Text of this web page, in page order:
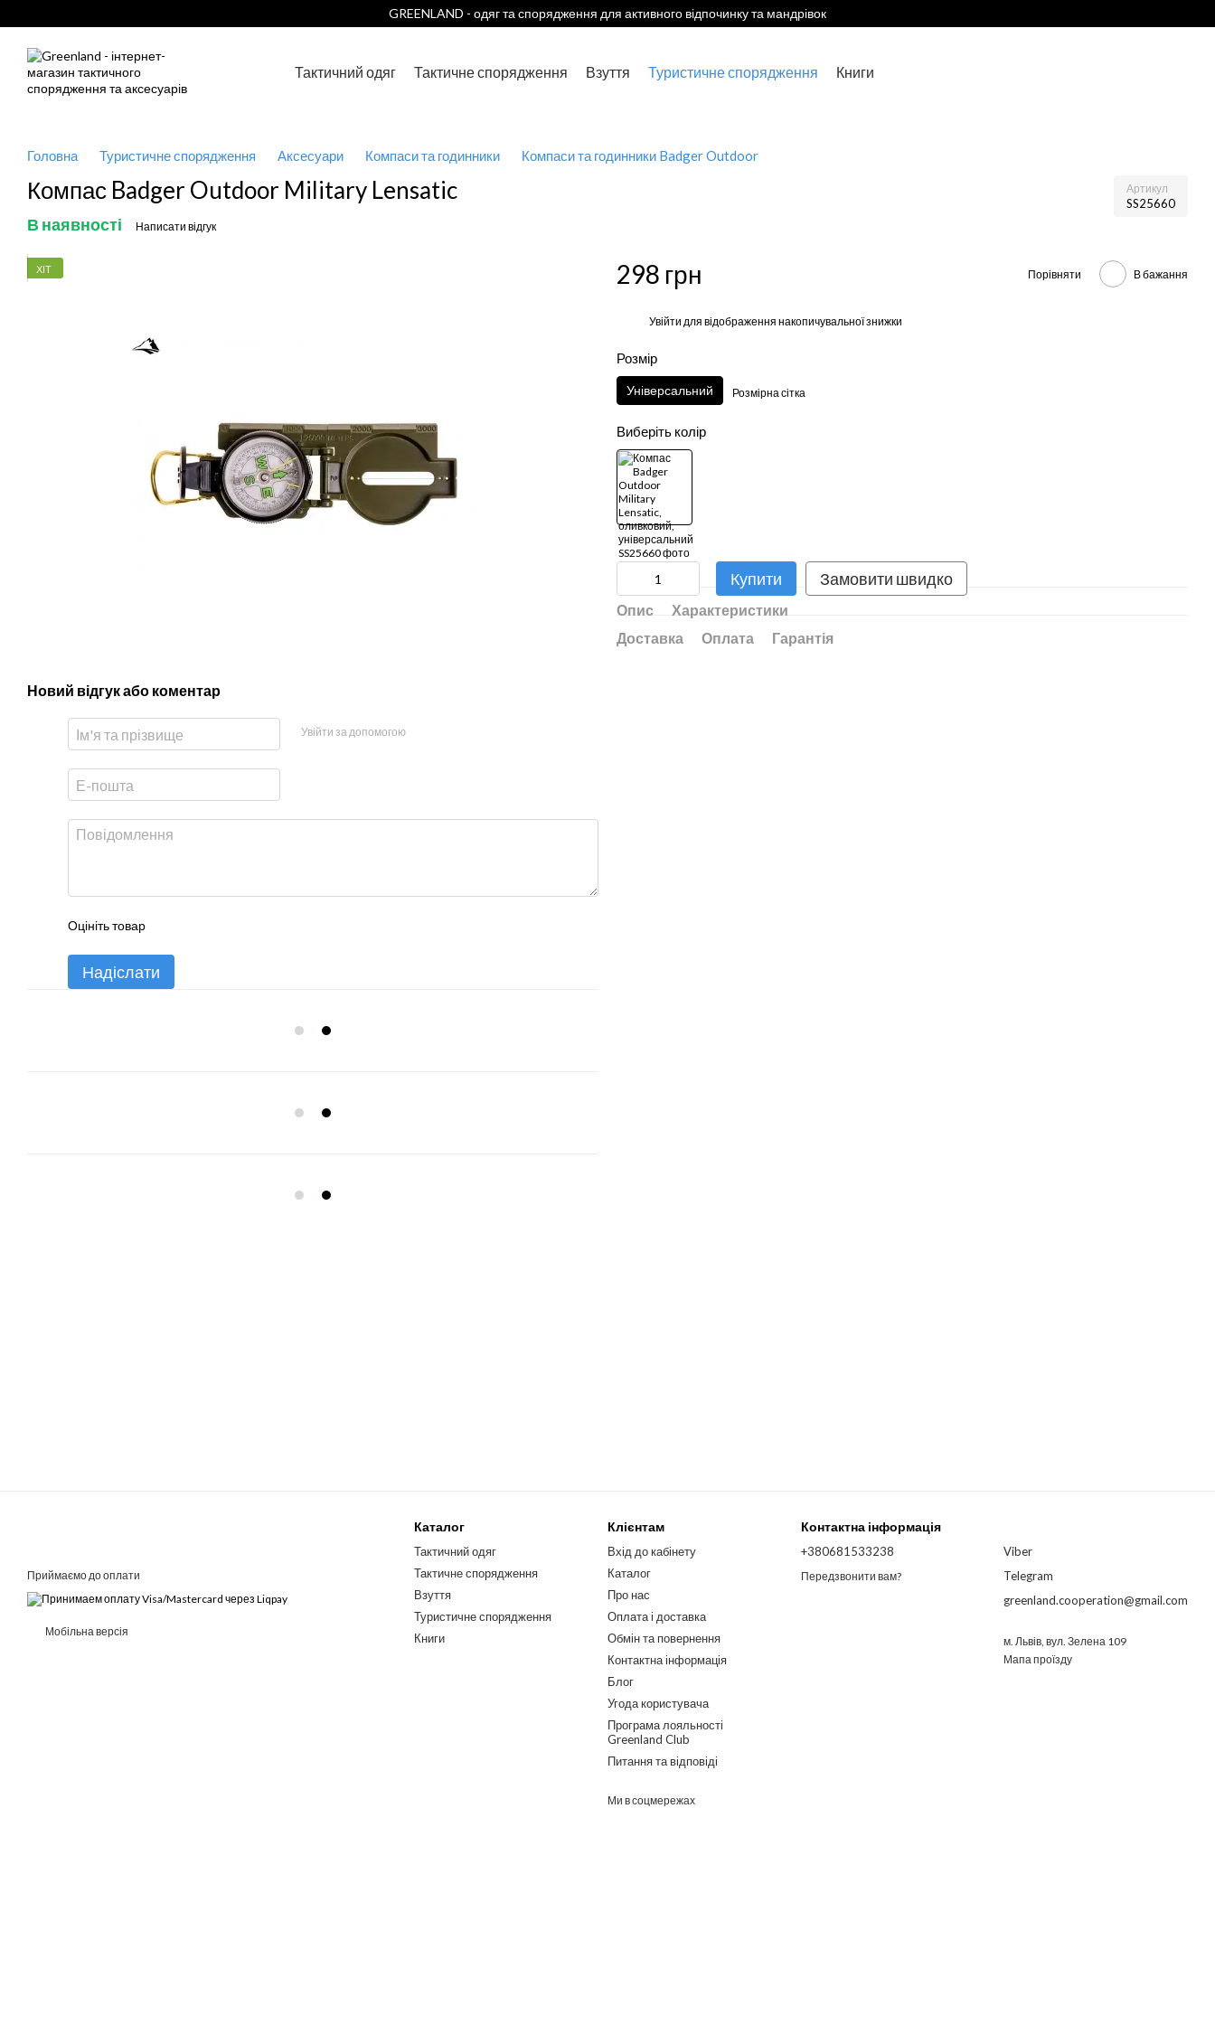
GREENLAND - одяг та спорядження для активного відпочинку та мандрівок
Тактичний одяг Тактичне спорядження Взуття Туристичне спорядження Книги
Головна Туристичне спорядження Аксесуари Компаси та годинники Компаси та годинники Badger Outdoor
Компас Badger Outdoor Military Lensatic Артикул
SS25660
В наявності Написати відгук
ХІТ
Новий відгук або коментар
Увійти за допомогою
Оцініть товар
Надіслати
298 грн Порівняти В бажання
Увійти для відображення накопичувальної знижки
Розмір
Універсальний Розмірна сітка
Виберіть колір
Купити Замовити швидко
Опис
Характеристики
Доставка
Оплата Гарантія
Приймаємо до оплати
Мобільна версія
Каталог
Тактичний одяг
Тактичне спорядження
Взуття
Туристичне спорядження
Книги
Клієнтам
Вхід до кабінету
Каталог
Про нас
Оплата і доставка
Обмін та повернення
Контактна інформація
Блог
Угода користувача
Програма лояльності
Greenland Club
Питання та відповіді
Ми в соцмережах
Контактна інформація
+380681533238
Передзвонити вам?
Viber
Telegram
greenland.cooperation@gmail.com
м. Львів, вул. Зелена 109
Мапа проїзду